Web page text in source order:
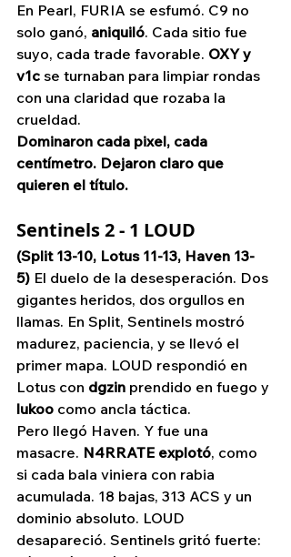
En Pearl, FURIA se esfumó. C9 no
solo ganó, aniquiló. Cada sitio fue
suyo, cada trade favorable. OXY y
v1c se turnaban para limpiar rondas
con una claridad que rozaba la
crueldad.
Dominaron cada pixel, cada
centímetro. Dejaron claro que
quieren el título.
Sentinels 2 - 1 LOUD
(Split 13-10, Lotus 11-13, Haven 13-
5) El duelo de la desesperación. Dos
gigantes heridos, dos orgullos en
llamas. En Split, Sentinels mostró
madurez, paciencia, y se llevó el
primer mapa. LOUD respondió en
Lotus con dgzin prendido en fuego y
lukoo como ancla táctica.
Pero llegó Haven. Y fue una
masacre. N4RRATE explotó, como
si cada bala viniera con rabia
acumulada. 18 bajas, 313 ACS y un
dominio absoluto. LOUD
desapareció. Sentinels gritó fuerte: